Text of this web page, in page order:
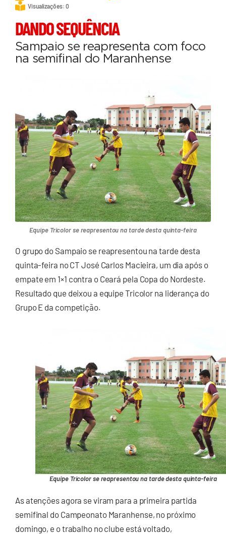
Visualizações: 0
DANDO SEQUÊNCIA
Sampaio se reapresenta com foco
na semifinal do Maranhense
Equipe Tricolor se reapresentou na tarde desta quinta-feira
O grupo do Sampaio se reapresentou na tarde desta
quinta-feira no CT José Carlos Macieira, um dia após o
empate em 1×1 contra o Ceará pela Copa do Nordeste.
Resultado que deixou a equipe Tricolor na liderança do
Grupo E da competição.
Equipe Tricolor se reapresentou na tarde desta quinta-feira
As atenções agora se viram para a primeira partida
semifinal do Campeonato Maranhense, no próximo
domingo, e o trabalho no clube está voltado,